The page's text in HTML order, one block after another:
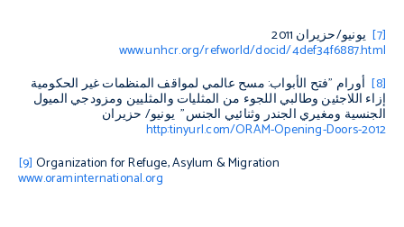
[7] يونيو/حزيران 2011
www.unhcr.org/refworld/docid/4def34f6887.html
[8] أورام "فتح الأبواب: مسح عالمي لمواقف المنظمات غير الحكومية
إزاء اللاجئين وطالبي اللجوء من المثليات والمثليين ومزودجي الميول
الجنسية ومغيري الجندر وثنائيي الجنس" يونيو/ حزيران
http:tinyurl.com/ORAM-Opening-Doors-2012
[9] Organization for Refuge, Asylum & Migration
www.oraminternational.org